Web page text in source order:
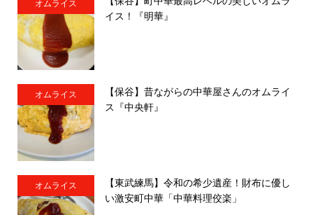
オムライス
イス！『明華』
オムライス
【保谷】昔ながらの中華屋さんのオムライ
ス『中央軒』
オムライス
【東武練馬】令和の希少遺産！財布に優し
い激安町中華「中華料理佼楽」